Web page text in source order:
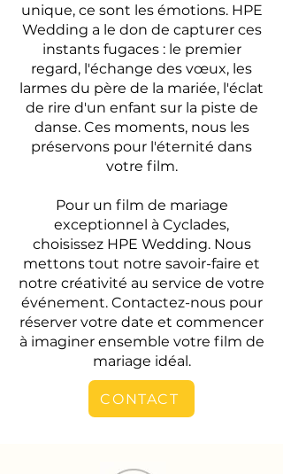
unique, ce sont les émotions. HPE
Wedding a le don de capturer ces
instants fugaces : le premier
regard, l'échange des vœux, les
larmes du père de la mariée, l'éclat
de rire d'un enfant sur la piste de
danse. Ces moments, nous les
préservons pour l'éternité dans
votre film.
Pour un film de mariage
exceptionnel à Cyclades,
choisissez HPE Wedding. Nous
mettons tout notre savoir-faire et
notre créativité au service de votre
événement. Contactez-nous pour
réserver votre date et commencer
à imaginer ensemble votre film de
mariage idéal.
CONTACT